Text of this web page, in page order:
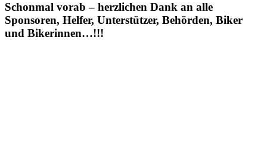
Schonmal vorab – herzlichen Dank an alle
Sponsoren, Helfer, Unterstützer, Behörden, Biker
und Bikerinnen…!!!